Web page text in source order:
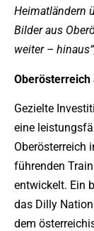
Heimatländern
Bilder aus
weiter –
Gezielte
eine
Oberösterreich
führenden
entwickelt. Ein
das Dilly
dem